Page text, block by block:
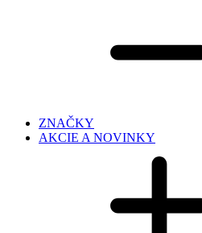
ZNAČKY
AKCIE A NOVINKY